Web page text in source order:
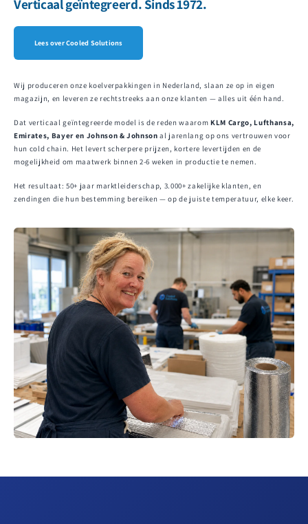
Verticaal geïntegreerd. Sinds 1972.
Lees over Cooled Solutions
Wij produceren onze koelverpakkingen in Nederland, slaan ze op in eigen
magazijn, en leveren ze rechtstreeks aan onze klanten — alles uit één hand.
Dat verticaal geïntegreerde model is de reden waarom KLM Cargo, Lufthansa,
Emirates, Bayer en Johnson & Johnson al jarenlang op ons vertrouwen voor
hun cold chain. Het levert scherpere prijzen, kortere levertijden en de
mogelijkheid om maatwerk binnen 2-6 weken in productie te nemen.
Het resultaat: 50+ jaar marktleiderschap, 3.000+ zakelijke klanten, en
zendingen die hun bestemming bereiken — op de juiste temperatuur, elke keer.